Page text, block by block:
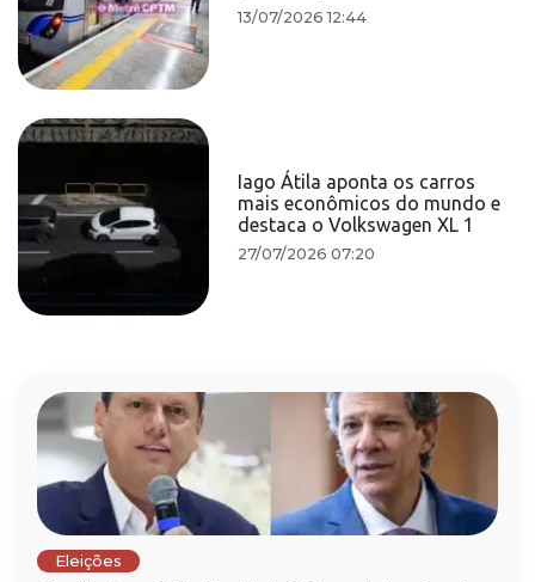
13/07/2026 12:44
Iago Átila aponta os carros
mais econômicos do mundo e
destaca o Volkswagen XL 1
27/07/2026 07:20
Eleições